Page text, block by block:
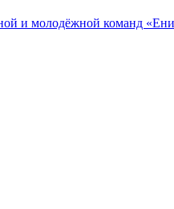
и молодёжной команд